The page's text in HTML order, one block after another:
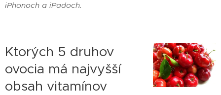
iPhonoch a iPadoch.
Ktorých 5 druhov
ovocia má najvyšší
obsah vitamínov